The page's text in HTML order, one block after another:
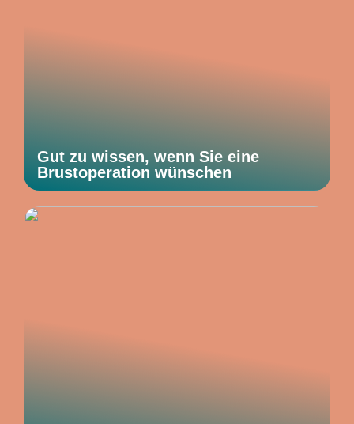
Gut zu wissen, wenn Sie eine
Brustoperation wünschen